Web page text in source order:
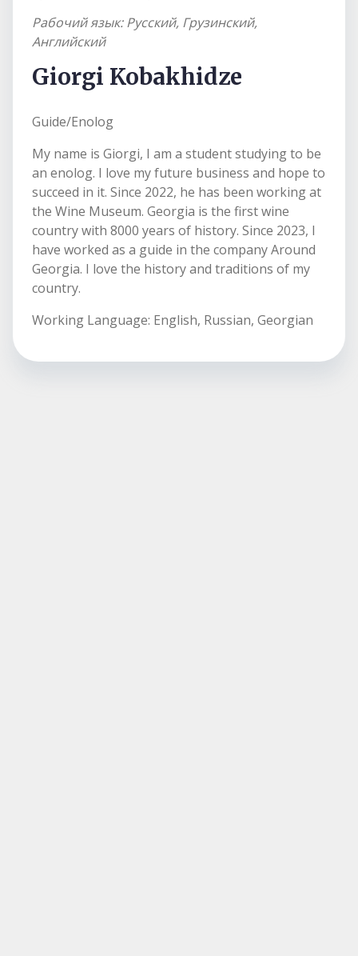
Рабочий язык: Русский, Грузинский,
Английский
Giorgi Kobakhidze
Guide/Enolog
My name is Giorgi, I am a student studying to be
an enolog. I love my future business and hope to
succeed in it. Since 2022, he has been working at
the Wine Museum. Georgia is the first wine
country with 8000 years of history. Since 2023, I
have worked as a guide in the company Around
Georgia. I love the history and traditions of my
country.
Working Language: English, Russian, Georgian